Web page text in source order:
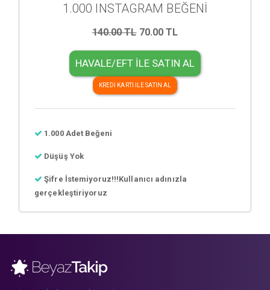
1.000 INSTAGRAM BEĞENİ
140.00 TL70.00 TL
HAVALE/EFT İLE SATIN AL
KREDİ KARTI İLE SATIN AL
1.000 Adet Beğeni
Düşüş Yok
Şifre İstemiyoruz!!!Kullanıcı adınızla
gerçekleştiriyoruz